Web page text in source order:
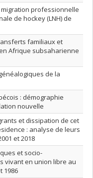
professionnelle
de hockey (LNH) de
familiaux et
Afrique subsaharienne
de la
: démographie
nouvelle
et dissipation de cet
: analyse de leurs
et 2018
et socio-
vivant en union libre au
1986